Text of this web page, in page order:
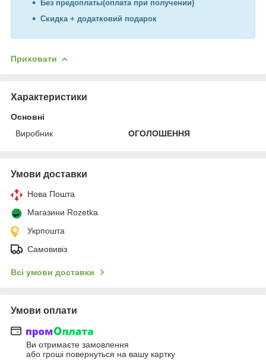
Без предоплаты(оплата при получении)
Скидка + додатковий подарок
Приховати
Характеристики
Основні
Виробник
ОГОЛОШЕННЯ
Умови доставки
Нова Пошта
Магазини Rozetka
Укрпошта
Самовивіз
Всі умови доставки
Умови оплати
Ви отримаєте замовлення
або гроші повернуться на вашу картку